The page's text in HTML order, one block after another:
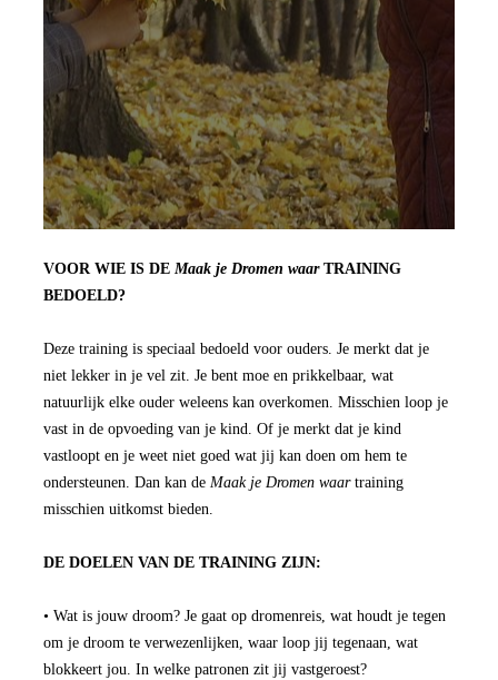
VOOR WIE IS DE Maak je Dromen waar TRAINING
BEDOELD?
Deze training is speciaal bedoeld voor ouders. Je merkt dat je
niet lekker in je vel zit. Je bent moe en prikkelbaar, wat
natuurlijk elke ouder weleens kan overkomen. Misschien loop je
vast in de opvoeding van je kind. Of je merkt dat je kind
vastloopt en je weet niet goed wat jij kan doen om hem te
ondersteunen. Dan kan de Maak je Dromen waartraining
misschien uitkomst bieden.
DE DOELEN VAN DE TRAINING ZIJN:
• Wat is jouw droom? Je gaat op dromenreis, wat houdt je tegen
om je droom te verwezenlijken, waar loop jij tegenaan, wat
blokkeert jou. In welke patronen zit jij vastgeroest?